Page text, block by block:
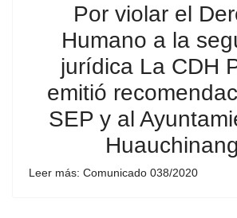
Por violar el
Humano a la
jurídica La CDH
emitió
SEP y al
Leer más: Comunicado 038/2020